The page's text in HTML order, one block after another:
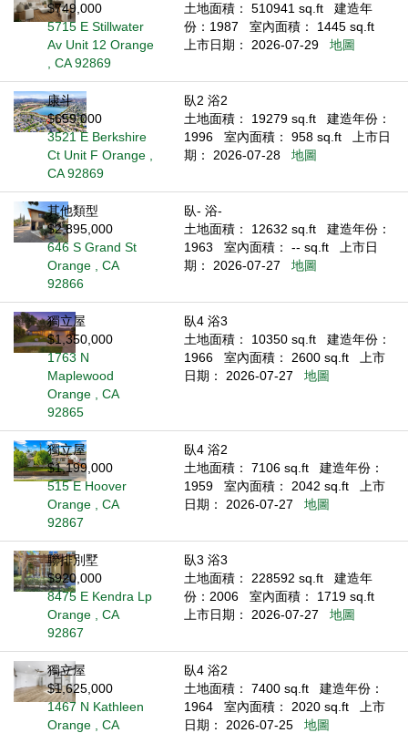
$749,000
5715 E Stillwater
Av Unit 12 Orange
, CA 92869
土地面積： 510941 sq.ft
建造年
份：1987
室內面積： 1445 sq.ft
上市日期： 2026-07-29
地圖
康斗
$659,000
3521 E Berkshire
Ct Unit F Orange ,
CA 92869
臥2 浴2
土地面積： 19279 sq.ft
建造年份：
1996
室內面積： 958 sq.ft
上市日
期： 2026-07-28
地圖
其他類型
$2,895,000
646 S Grand St
Orange , CA
92866
臥- 浴-
土地面積： 12632 sq.ft
建造年份：
1963
室內面積： -- sq.ft
上市日
期： 2026-07-27
地圖
獨立屋
$1,350,000
1763 N
Maplewood
Orange , CA
92865
臥4 浴3
土地面積： 10350 sq.ft
建造年份：
1966
室內面積： 2600 sq.ft
上市
日期： 2026-07-27
地圖
獨立屋
$1,199,000
515 E Hoover
Orange , CA
92867
臥4 浴2
土地面積： 7106 sq.ft
建造年份：
1959
室內面積： 2042 sq.ft
上市
日期： 2026-07-27
地圖
聯排別墅
$920,000
8475 E Kendra Lp
Orange , CA
92867
臥3 浴3
土地面積： 228592 sq.ft
建造年
份：2006
室內面積： 1719 sq.ft
上市日期： 2026-07-27
地圖
獨立屋
$1,625,000
1467 N Kathleen
Orange , CA
臥4 浴2
土地面積： 7400 sq.ft
建造年份：
1964
室內面積： 2020 sq.ft
上市
日期： 2026-07-25
地圖